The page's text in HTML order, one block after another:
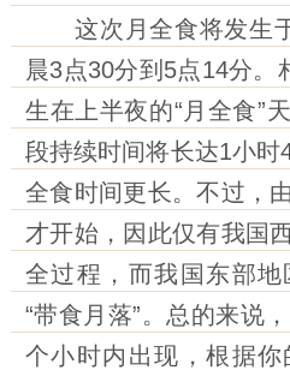
这次月全食将发生于
晨3点30分到5点14分。
生在上半夜的“月全食”
段持续时间将长达1小时
全食时间更长。不过，
才开始，因此仅有我国
全过程，而我国东部地
“带食月落”。总的来说
个小时内出现，根据